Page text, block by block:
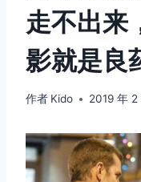
走不出来
影就是良
作者 Kido 2019 年 2